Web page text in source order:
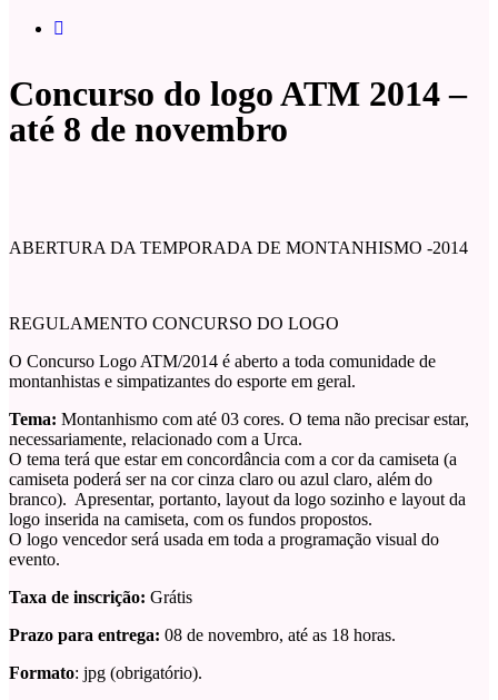
Concurso do logo ATM 2014 –
até 8 de novembro
ABERTURA DA TEMPORADA DE MONTANHISMO -2014
REGULAMENTO CONCURSO DO LOGO
O Concurso Logo ATM/2014 é aberto a toda comunidade de
montanhistas e simpatizantes do esporte em geral.
Tema: Montanhismo com até 03 cores. O tema não precisar estar,
necessariamente, relacionado com a Urca.
O tema terá que estar em concordância com a cor da camiseta (a
camiseta poderá ser na cor cinza claro ou azul claro, além do
branco). Apresentar, portanto, layout da logo sozinho e layout da
logo inserida na camiseta, com os fundos propostos.
O logo vencedor será usada em toda a programação visual do
evento.
Taxa de inscrição: Grátis
Prazo para entrega: 08 de novembro, até as 18 horas.
Formato: jpg (obrigatório).